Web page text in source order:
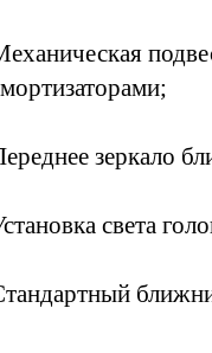
зеркало
cвета